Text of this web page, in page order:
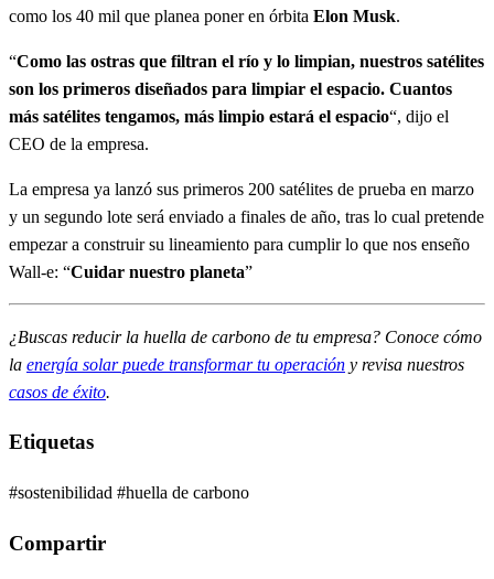
como los 40 mil que planea poner en órbita Elon Musk.
“Como las ostras que filtran el río y lo limpian, nuestros satélites
son los primeros diseñados para limpiar el espacio. Cuantos
más satélites tengamos, más limpio estará el espacio“, dijo el
CEO de la empresa.
La empresa ya lanzó sus primeros 200 satélites de prueba en marzo
y un segundo lote será enviado a finales de año, tras lo cual pretende
empezar a construir su lineamiento para cumplir lo que nos enseño
Wall-e: “Cuidar nuestro planeta”
¿Buscas reducir la huella de carbono de tu empresa? Conoce cómo
la energía solar puede transformar tu operación y revisa nuestros
casos de éxito.
Etiquetas
#sostenibilidad #huella de carbono
Compartir